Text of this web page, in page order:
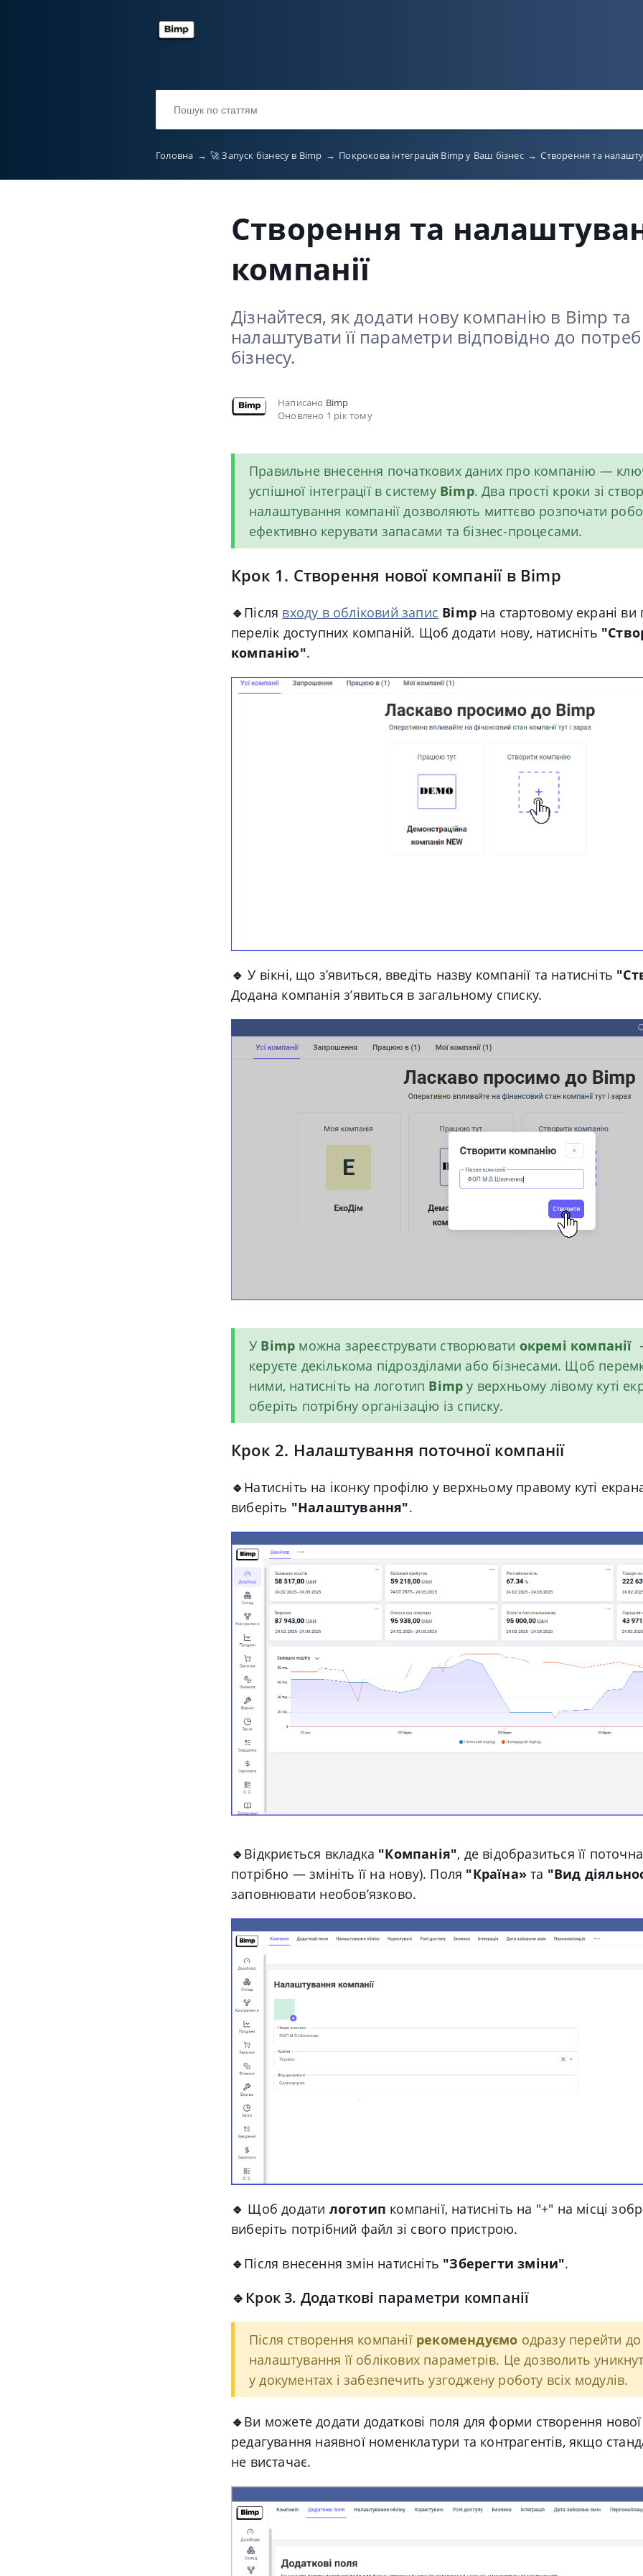
Головна → 🚀 Запуск бізнесу в Bimp → Покрокова інтеграція Bimp у Ваш бізнес → Створення та
Створення та
компанії
Дізнайтеся, як додати нову компанію в Bimp та
налаштувати її параметри відповідно до
бізнесу.
Написано Bimp
Оновлено 1 рік тому
Правильне внесення початкових даних про компанію —
успішної інтеграції в систему Bimp. Два прості кроки зі
налаштування компанії дозволяють миттєво розпочати
ефективно керувати запасами та бізнес-процесами.
Крок 1. Створення нової компанії в Bimp
🔹Після входу в обліковий запис Bimp на стартовому екрані ви
перелік доступних компаній. Щоб додати нову, натисніть
компанію".
🔹 У вікні, що з’явиться, введіть назву компанії та натисніть
Додана компанія з’явиться в загальному списку.
У Bimp можна зареєструвати створювати окремі компанії
керуєте декількома підрозділами або бізнесами. Щоб
ними, натисніть на логотип Bimpу верхньому лівому куті
оберіть потрібну організацію із списку.
Крок 2. Налаштування поточної компанії
🔹Натисніть на іконку профілю у верхньому правому куті
виберіть "Налаштування".
🔹Відкриється вкладка "Компанія", де відобразиться її
потрібно — змініть її на нову). Поля "Країна» та "Вид
заповнювати необов’язково.
🔹 Щоб додати логотип компанії, натисніть на "+" на місці
виберіть потрібний файл зі свого пристрою.
🔹Після внесення змін натисніть "Зберегти зміни".
🔹Крок 3. Додаткові параметри компанії
Після створення компанії рекомендуємо одразу перейти
налаштування її облікових параметрів. Це дозволить
у документах і забезпечить узгоджену роботу всіх модулів.
🔹Ви можете додати додаткові поля для форми створення нової
редагування наявної номенклатури та контрагентів, якщо
не вистачає.